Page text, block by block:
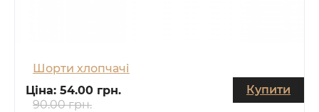
Шорти хлопчачі
Ціна: 54.00 грн.
90.00 грн.
Купити